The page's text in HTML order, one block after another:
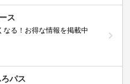
ス
なる！お得な情報を掲載中
パス